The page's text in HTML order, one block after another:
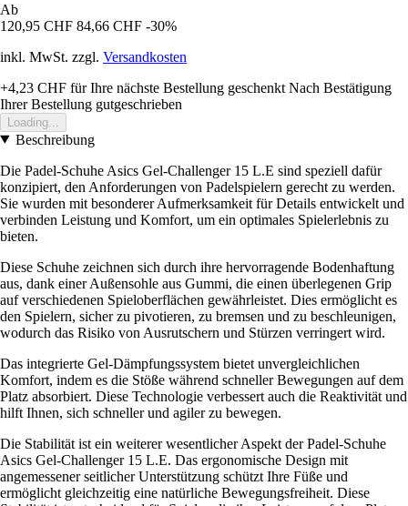
Ab
120,95 CHF 84,66 CHF -30%
inkl. MwSt. zzgl. Versandkosten
+4,23 CHF für Ihre nächste Bestellung geschenkt Nach Bestätigung
Ihrer Bestellung gutgeschrieben
Loading...
Beschreibung
Die Padel-Schuhe Asics Gel-Challenger 15 L.E sind speziell dafür
konzipiert, den Anforderungen von Padelspielern gerecht zu werden.
Sie wurden mit besonderer Aufmerksamkeit für Details entwickelt und
verbinden Leistung und Komfort, um ein optimales Spielerlebnis zu
bieten.
Diese Schuhe zeichnen sich durch ihre hervorragende Bodenhaftung
aus, dank einer Außensohle aus Gummi, die einen überlegenen Grip
auf verschiedenen Spieloberflächen gewährleistet. Dies ermöglicht es
den Spielern, sicher zu pivotieren, zu bremsen und zu beschleunigen,
wodurch das Risiko von Ausrutschern und Stürzen verringert wird.
Das integrierte Gel-Dämpfungssystem bietet unvergleichlichen
Komfort, indem es die Stöße während schneller Bewegungen auf dem
Platz absorbiert. Diese Technologie verbessert auch die Reaktivität und
hilft Ihnen, sich schneller und agiler zu bewegen.
Die Stabilität ist ein weiterer wesentlicher Aspekt der Padel-Schuhe
Asics Gel-Challenger 15 L.E. Das ergonomische Design mit
angemessener seitlicher Unterstützung schützt Ihre Füße und
ermöglicht gleichzeitig eine natürliche Bewegungsfreiheit. Diese